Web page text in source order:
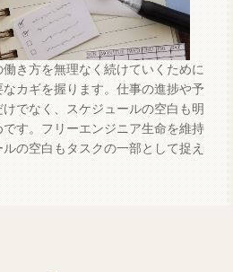
き方を無理なく続けていくために
カギを握ります。仕事の進捗や予
でなく、スケジュールの空白も明
す。フリーエンジニア生命を維持
の空白もタスクの一部として捉え